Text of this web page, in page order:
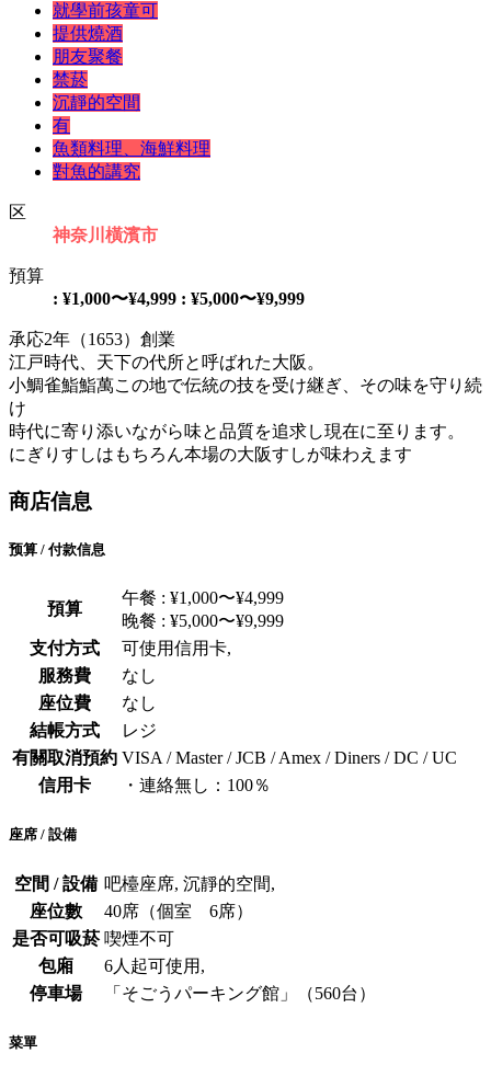
就學前孩童可
提供燒酒
朋友聚餐
禁菸
沉靜的空間
有
魚類料理、海鮮料理
對魚的講究
区
神奈川 橫濱市
預算
: ¥1,000〜¥4,999 : ¥5,000〜¥9,999
承応2年（1653）創業
江戸時代、天下の代所と呼ばれた大阪。
小鯛雀鮨鮨萬この地で伝統の技を受け継ぎ、その味を守り続
け
時代に寄り添いながら味と品質を追求し現在に至ります。
にぎりすしはもちろん本場の大阪すしが味わえます
商店信息
预算 / 付款信息
預算
午餐 : ¥1,000〜¥4,999
晚餐 : ¥5,000〜¥9,999
支付方式
可使用信用卡,
服務費
なし
座位費
なし
結帳方式
レジ
有關取消預約 VISA / Master / JCB / Amex / Diners / DC / UC
信用卡
・連絡無し：100％
座席 / 設備
空間 / 設備 吧檯座席, 沉靜的空間,
座位數
40席（個室 6席）
是否可吸菸 喫煙不可
包廂
6人起可使用,
停車場
「そごうパーキング館」（560台）
菜單